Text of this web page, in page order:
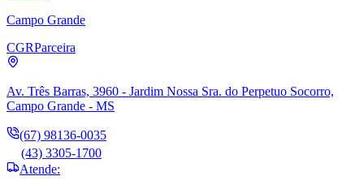
Campo Grande
CGRParceira
Av. Três Barras, 3960 - Jardim Nossa Sra. do Perpetuo Socorro,
Campo Grande - MS
(67) 98136-0035
(43) 3305-1700
Atende: